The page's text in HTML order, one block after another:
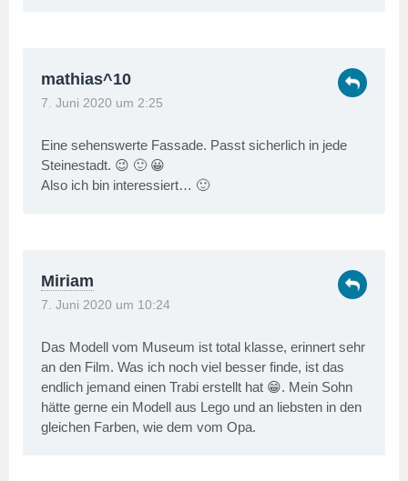
mathias^10
7. Juni 2020 um 2:25
Eine sehenswerte Fassade. Passt sicherlich in jede
Steinestadt. 😉 🙂 😀
Also ich bin interessiert… 🙂
Miriam
7. Juni 2020 um 10:24
Das Modell vom Museum ist total klasse, erinnert sehr
an den Film. Was ich noch viel besser finde, ist das
endlich jemand einen Trabi erstellt hat 😁. Mein Sohn
hätte gerne ein Modell aus Lego und an liebsten in den
gleichen Farben, wie dem vom Opa.